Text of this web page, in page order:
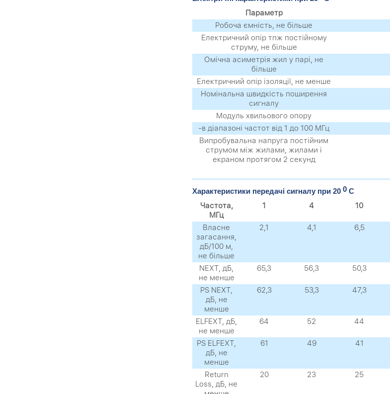
Параметр
Робоча ємність, не більше
Електричний опір тпж постійному
струму, не більше
Омічна асиметрія жил у парі, не
більше
Електричний опір ізоляції, не менше
Номінальна швидкість поширення
сигналу
Модуль хвильового опору
-в діапазоні частот від 1 до 100 МГц
Випробувальна напруга постійним
струмом між жилами, жилами і
екраном протягом 2 секунд
Характеристики передачі сигналу при 20 0 C
Частота,
МГц
1 4 10
Власне
загасання,
дБ/100 м,
не більше
2,1 4,1 6,5
NEXТ, дБ,
не менше
65,3 56,3 50,3
PS NEXТ,
дБ, не
менше
62,3 53,3 47,3
ELFEXТ, дБ,
не менше
64 52 44
PS ELFEXТ,
дБ, не
менше
61 49 41
Return
Loss, дБ, не
20 23 25